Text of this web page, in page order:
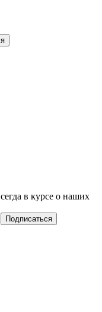
в курсе о наших